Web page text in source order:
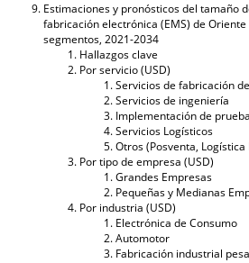
Estimaciones y pronósticos del tamaño
fabricación electrónica (EMS) de
segmentos, 2021-2034
Hallazgos clave
Por servicio (USD)
Servicios de fabricación
Servicios de ingeniería
Implementación de
Servicios Logísticos
Otros (Posventa, Logística
Por tipo de empresa (USD)
Grandes Empresas
Pequeñas y Medianas
Por industria (USD)
Electrónica de Consumo
Automotor
Fabricación industrial